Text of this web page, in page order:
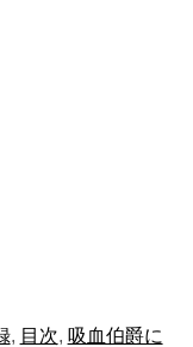
, 目次, 吸血伯爵に